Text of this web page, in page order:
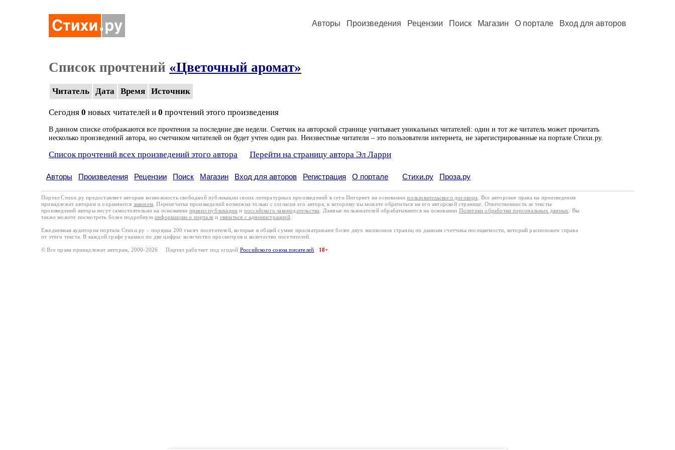
Авторы Произведения Рецензии Поиск Магазин О портале Вход для авторов
Список прочтений «Цветочный аромат»
Читатель Дата Время Источник
Сегодня 0 новых читателей и 0 прочтений этого произведения
В данном списке отображаются все прочтения за последние две недели. Счетчик на авторской странице учитывает уникальных читателей: один и тот же читатель может прочитать
несколько произведений автора, но счетчиком читателей он будет учтен один раз. Неизвестные читатели – это пользователи интернета, не зарегистрированные на портале Стихи.ру.
Список прочтений всех произведений этого автора Перейти на страницу автора Эл Ларри
Авторы Произведения Рецензии Поиск Магазин Вход для авторов Регистрация О портале Стихи.ру Проза.ру
Портал Стихи.ру предоставляет авторам возможность свободной публикации своих литературных произведений в сети Интернет на основаниипользовательского договора
. Все авторские права на произведения
принадлежат авторам и охраняются законом . Перепечатка произведений возможна только с согласия его автора, к которому вы можете обратиться на его авторской странице. Ответственность за тексты
произведений авторы несут самостоятельно на основании правил публикации и российского законодательства . Данные пользователей обрабатываются на основании Политики обработки персональных данных
. Вы
также можете посмотреть более подробную информацию о портале и связаться с администрацией.
Ежедневная аудитория портала Стихи.ру – порядка 200 тысяч посетителей, которые в общей сумме просматривают более двух миллионов страниц по данным счетчика посещаемости, который расположен справа
от этого текста. В каждой графе указано по две цифры: количество просмотров и количество посетителей.
© Все права принадлежат авторам, 2000-2026 Портал работает под эгидой Российского союза писателей 18+